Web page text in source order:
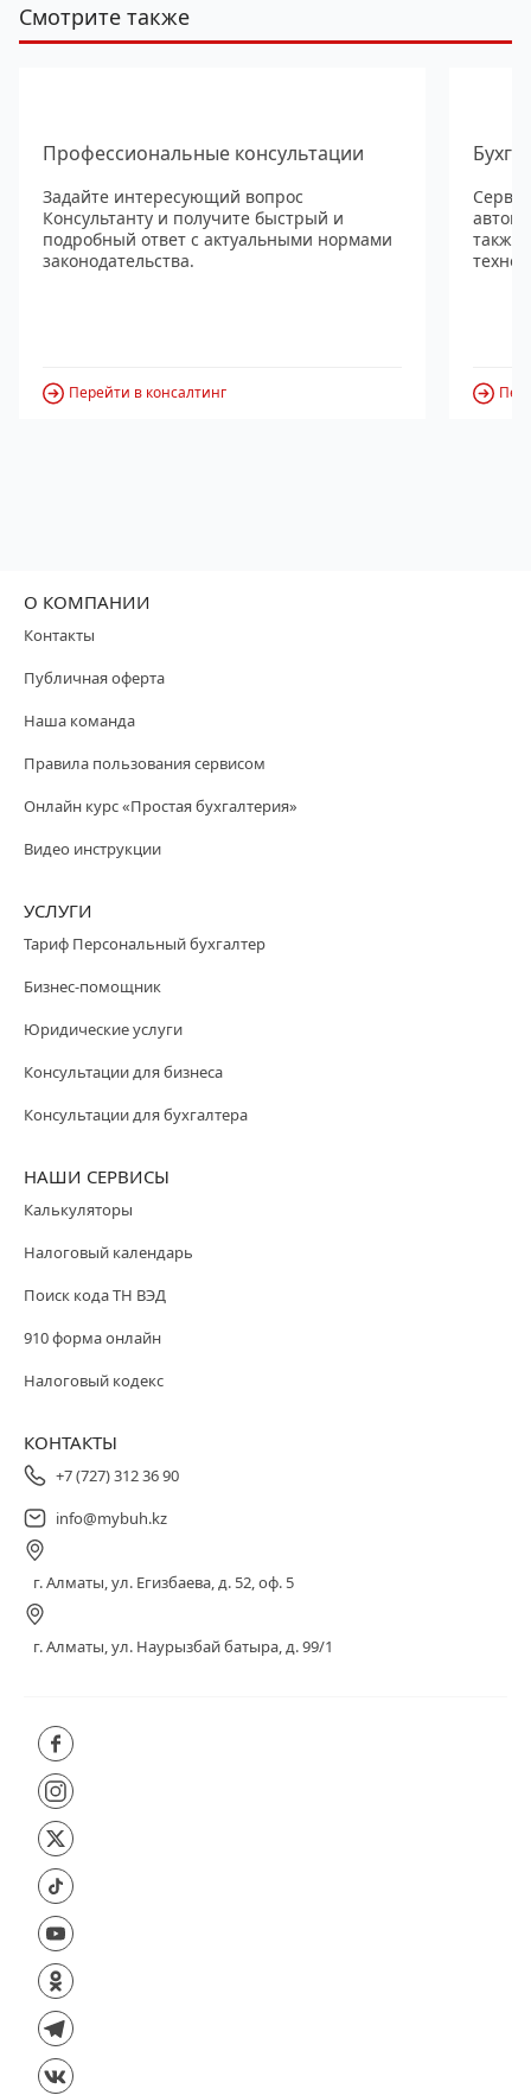
Смотрите также
Профессиональные консультации
Задайте интересующий вопрос
Консультанту и получите быстрый и
подробный ответ с актуальными нормами
законодательства.
Перейти в консалтинг
также
О КОМПАНИИ
Контакты
Публичная оферта
Наша команда
Правила пользования сервисом
Онлайн курс «Простая бухгалтерия»
Видео инструкции
УСЛУГИ
Тариф Персональный бухгалтер
Бизнес-помощник
Юридические услуги
Консультации для бизнеса
Консультации для бухгалтера
НАШИ СЕРВИСЫ
Калькуляторы
Налоговый календарь
Поиск кода ТН ВЭД
910 форма онлайн
Налоговый кодекс
КОНТАКТЫ
+7 (727) 312 36 90
info@mybuh.kz
г. Алматы, ул. Егизбаева, д. 52, оф. 5
г. Алматы, ул. Наурызбай батыра, д. 99/1